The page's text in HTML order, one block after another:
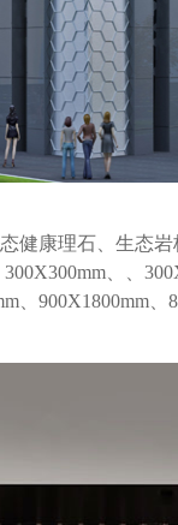
健康理石、生态
、、
、900X1800mm、